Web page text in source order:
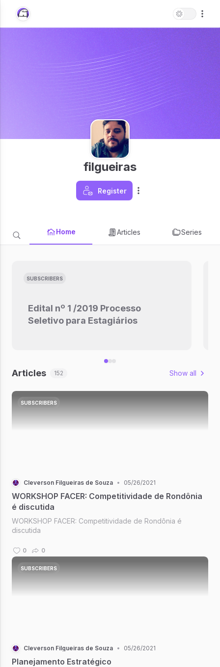
filgueiras
Register
Home Articles Series
Edital nº 1 /2019 Processo
Seletivo para Estagiários
SUBSCRIBERS
Articles 152 Show all
SUBSCRIBERS
Cleverson Filgueiras de Souza • 05/26/2021
WORKSHOP FACER: Competitividade de Rondônia
é discutida
WORKSHOP FACER: Competitividade de Rondônia é
discutida
0 0
SUBSCRIBERS
Cleverson Filgueiras de Souza • 05/26/2021
Planejamento Estratégico